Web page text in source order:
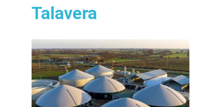
Talavera